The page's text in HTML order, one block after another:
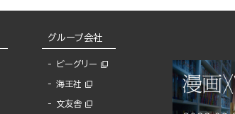
グループ会社
ビーグリー
海王社
文友舎